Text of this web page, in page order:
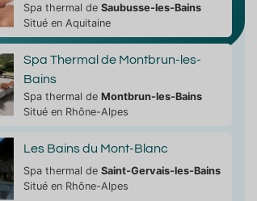
Spa thermal de Saubusse-les-Bains
Situé en Aquitaine
Spa Thermal de Montbrun-les-
Bains
Spa thermal de Montbrun-les-Bains
Situé en Rhône-Alpes
Les Bains du Mont-Blanc
Spa thermal de Saint-Gervais-les-Bains
Situé en Rhône-Alpes